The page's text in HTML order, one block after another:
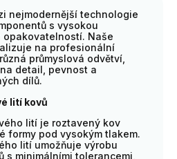
nejmodernější technologie
s vysokou
Naše
na profesionální
průmyslová odvětví,
detail, pevnost a
dílů.
lití kovů
lití je roztavený kov
formy pod vysokým tlakem.
lití umožňuje výrobu
s minimálními tolerancemi,